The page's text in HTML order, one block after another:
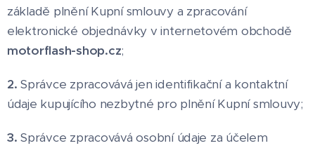
základě plnění Kupní smlouvy a zpracování
elektronické objednávky v internetovém obchodě
motorflash-shop.cz;
2. Správce zpracovává jen identifikační a kontaktní
údaje kupujícího nezbytné pro plnění Kupní smlouvy;
3.Správce zpracovává osobní údaje za účelem